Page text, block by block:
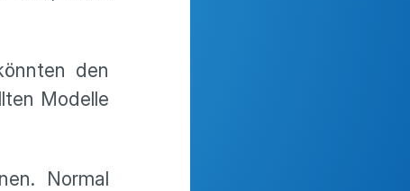
den
Modelle
Normal